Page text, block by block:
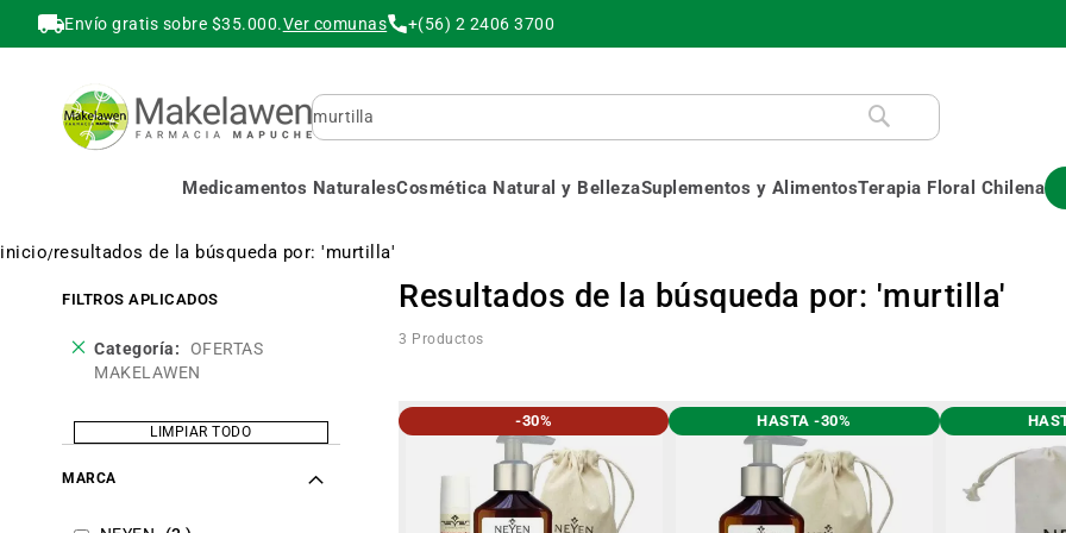
Envío gratis sobre $35.000.Ver comunas +(56) 2 2406 3700
Buscar
Medicamentos NaturalesCosmética Natural y BellezaSuplementos y AlimentosTerapia Floral Chilena
inicio resultados de la búsqueda por: 'murtilla'
Resultados de la búsqueda por: 'murtilla'
3 Productos
-30% HASTA -30%
FILTROS APLICADOS
Categoría
OFERTAS
MAKELAWEN
Eliminar
este
LIMPIAR TODO
MARCA